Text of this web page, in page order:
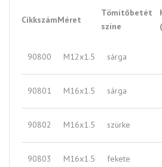
CikkszámMéret
Tömítőbetét
színe
90800 M12x1.5 sárga
90801 M16x1.5 sárga
90802 M16x1.5 szürke
90803 M16x1.5 fekete